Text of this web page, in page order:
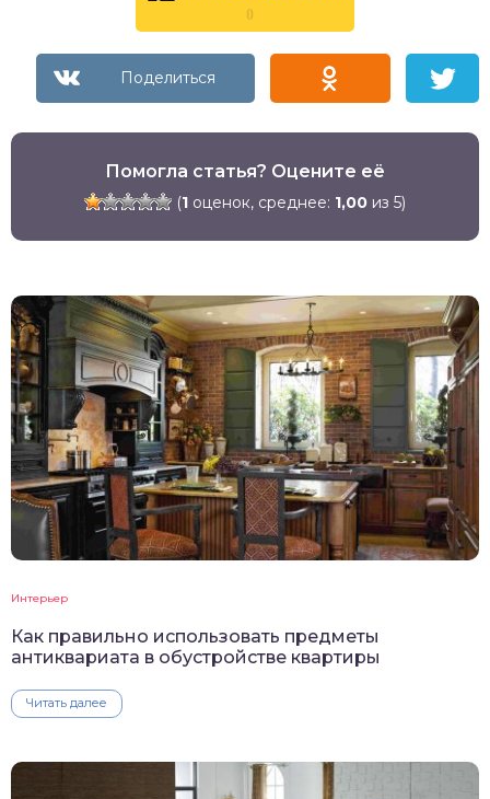
0
Помогла статья? Оцените её
(1 оценок, среднее: 1,00 из 5)
Интерьер
Как правильно использовать предметы
антиквариата в обустройстве квартиры
Читать далее